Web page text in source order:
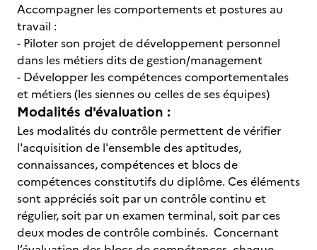
Accompagner les comportements et postures au
travail :
- Piloter son projet de développement personnel
dans les métiers dits de gestion/management
- Développer les compétences comportementales
et métiers (les siennes ou celles de ses équipes)
Modalités d'évaluation :
Les modalités du contrôle permettent de vérifier
l'acquisition de l'ensemble des aptitudes,
connaissances, compétences et blocs de
compétences constitutifs du diplôme. Ces éléments
sont appréciés soit par un contrôle continu et
régulier, soit par un examen terminal, soit par ces
deux modes de contrôle combinés. Concernant